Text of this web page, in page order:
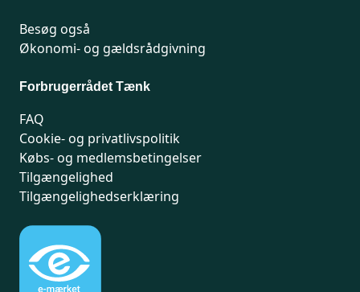
Besøg også
Økonomi- og gældsrådgivning
Forbrugerrådet Tænk
FAQ
Cookie- og privatlivspolitik
Købs- og medlemsbetingelser
Tilgængelighed
Tilgængelighedserklæring